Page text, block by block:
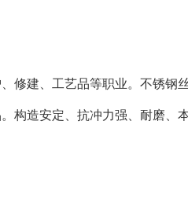
修建、工艺品等职业。不锈钢
构造安定、抗冲力强、耐磨、